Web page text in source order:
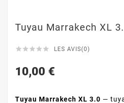
Tuyau Marrakech XL
     LES AVIS(0)
10,00 €
Tuyau Marrakech XL 3.0 —